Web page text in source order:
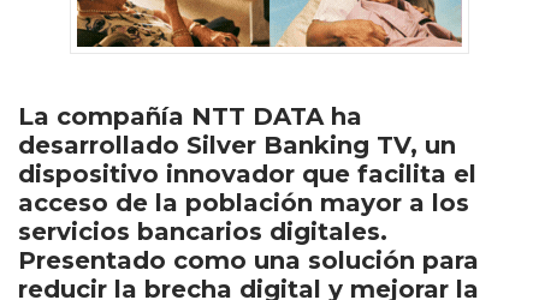
La compañía NTT DATA ha
desarrollado Silver Banking TV, un
dispositivo innovador que facilita el
acceso de la población mayor a los
servicios bancarios digitales.
Presentado como una solución para
reducir la brecha digital y mejorar la